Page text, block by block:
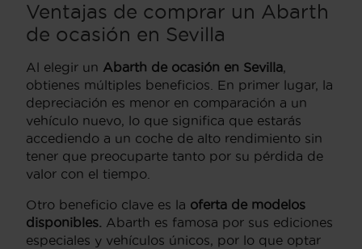
Ventajas de comprar un Abarth
de ocasión en Sevilla
Al elegir un Abarth de ocasión en Sevilla,
obtienes múltiples beneficios. En primer lugar, la
depreciación es menor en comparación a un
vehículo nuevo, lo que significa que estarás
accediendo a un coche de alto rendimiento sin
tener que preocuparte tanto por su pérdida de
valor con el tiempo.
Otro beneficio clave es la oferta de modelos
disponibles. Abarth es famosa por sus ediciones
especiales y vehículos únicos, por lo que optar